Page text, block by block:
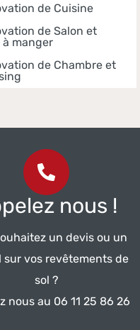
de Cuisine
de Salon et
à manger
de Chambre et
nous !
un devis ou un
sur vos revêtements de
sol ?
nous au 06 11 25 86 26